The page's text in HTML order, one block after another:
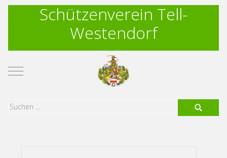
Schützenverein Tell-
Westendorf
Mobile Menu Toggle